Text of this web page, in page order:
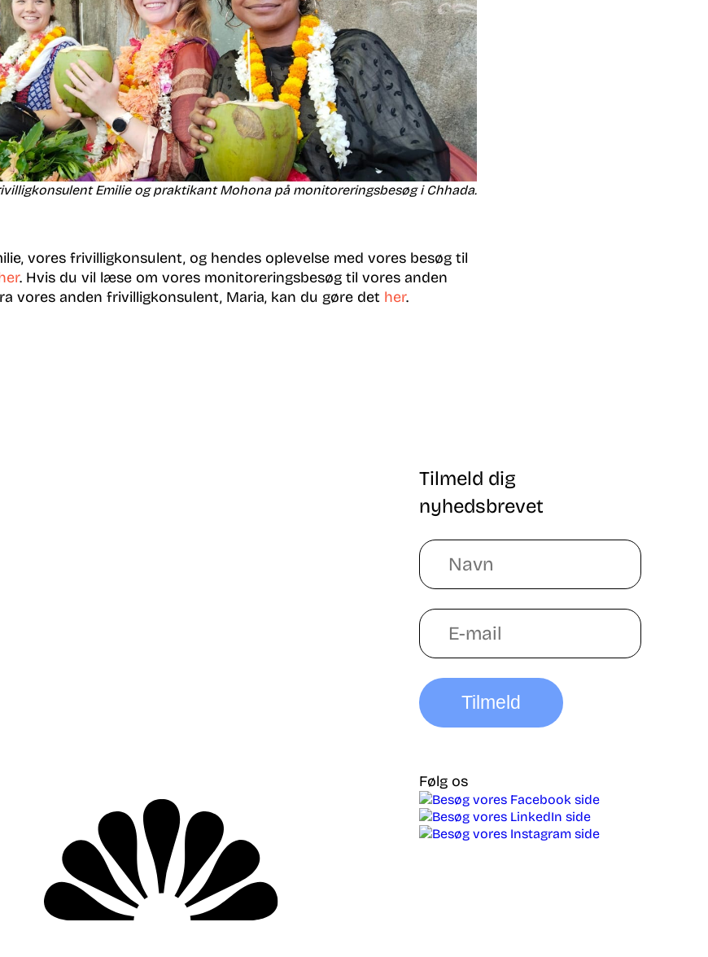
Emilie og praktikant Mohona på monitoreringsbesøg i Chhada.
vores frivilligkonsulent, og hendes oplevelse med vores besøg til
. Hvis du vil læse om vores monitoreringsbesøg til vores anden
vores anden frivilligkonsulent, Maria, kan du gøre det her.
Tilmeld dig
nyhedsbrevet
Tilmeld
Følg os